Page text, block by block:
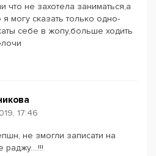
что не захотела заниматься,а
могу сказать только одно-
себе в жопу,больше ходить
17:46
не змогли записати на
раджу....!!!